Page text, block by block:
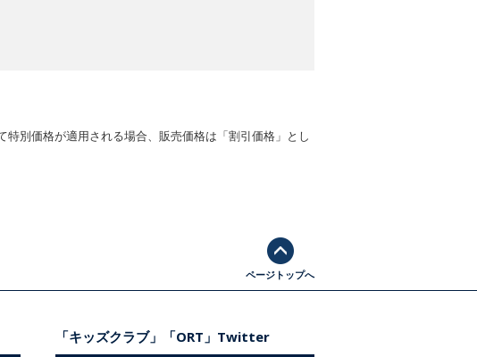
別価格が適用される場合、販売価格は「割引価格」とし
ページトップへ
「キッズクラブ」「ORT」Twitter